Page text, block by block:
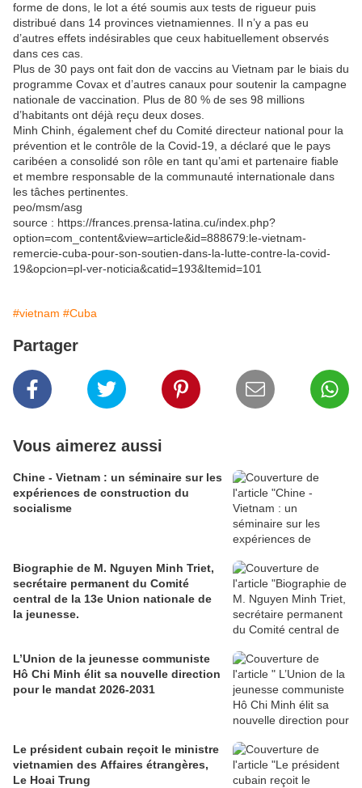
forme de dons, le lot a été soumis aux tests de rigueur puis
distribué dans 14 provinces vietnamiennes. Il n’y a pas eu
d’autres effets indésirables que ceux habituellement observés
dans ces cas.
Plus de 30 pays ont fait don de vaccins au Vietnam par le biais du
programme Covax et d’autres canaux pour soutenir la campagne
nationale de vaccination. Plus de 80 % de ses 98 millions
d’habitants ont déjà reçu deux doses.
Minh Chinh, également chef du Comité directeur national pour la
prévention et le contrôle de la Covid-19, a déclaré que le pays
caribéen a consolidé son rôle en tant qu’ami et partenaire fiable
et membre responsable de la communauté internationale dans
les tâches pertinentes.
peo/msm/asg
source : https://frances.prensa-latina.cu/index.php?
option=com_content&view=article&id=888679:le-vietnam-
remercie-cuba-pour-son-soutien-dans-la-lutte-contre-la-covid-
19&opcion=pl-ver-noticia&catid=193&Itemid=101
#vietnam #Cuba
Partager
Vous aimerez aussi
Chine - Vietnam : un séminaire sur les
expériences de construction du
socialisme
Biographie de M. Nguyen Minh Triet,
secrétaire permanent du Comité
central de la 13e Union nationale de
la jeunesse.
L’Union de la jeunesse communiste
Hô Chi Minh élit sa nouvelle direction
pour le mandat 2026-2031
Le président cubain reçoit le ministre
vietnamien des Affaires étrangères,
Le Hoai Trung